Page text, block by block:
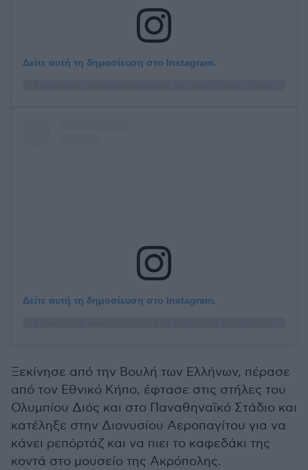
Δείτε αυτή τη δημοσίευση στο Instagram.
Δείτε αυτή τη δημοσίευση στο Instagram.
Ξεκίνησε από την Βουλή των Ελλήνων, πέρασε
από τον Εθνικό Κήπο, έφτασε στις στήλες του
Ολυμπίου Διός και στο Παναθηναϊκό Στάδιο και
κατέληξε στην Διονυσίου Αεροπαγίτου για να
κάνει ρεπόρτάζ και να πιει το καφεδάκι της
κοντά στο μουσείο της Ακρόπολης.